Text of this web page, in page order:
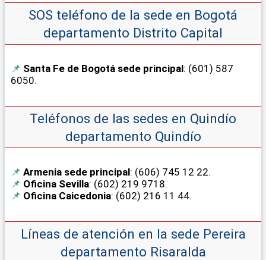
SOS teléfono de la sede en Bogotá
departamento Distrito Capital
Santa Fe de Bogotá sede principal: (601) 587
6050.
Teléfonos de las sedes en Quindío
departamento Quindío
Armenia sede principal: (606) 745 12 22.
Oficina Sevilla: (602) 219 9718.
Oficina Caicedonia: (602) 216 11 44.
Líneas de atención en la sede Pereira
departamento Risaralda